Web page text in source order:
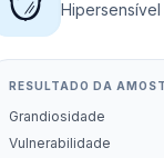
RESULTADO DA
Grandiosidade
Vulnerabilidade